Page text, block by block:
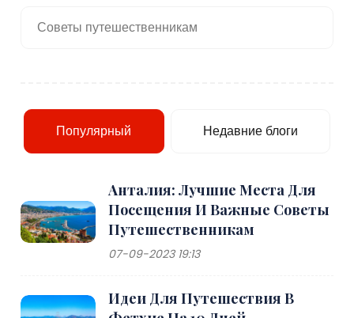
Советы путешественникам
Популярный Недавние блоги
Анталия: Лучшие Места Для
Посещения И Важные Советы
Путешественникам
07-09-2023 19:13
Идеи Для Путешествия В